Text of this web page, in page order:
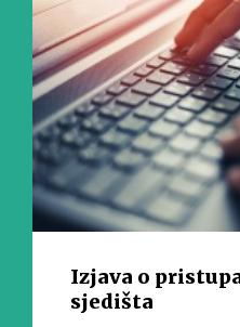
Izjava o
sjedišta